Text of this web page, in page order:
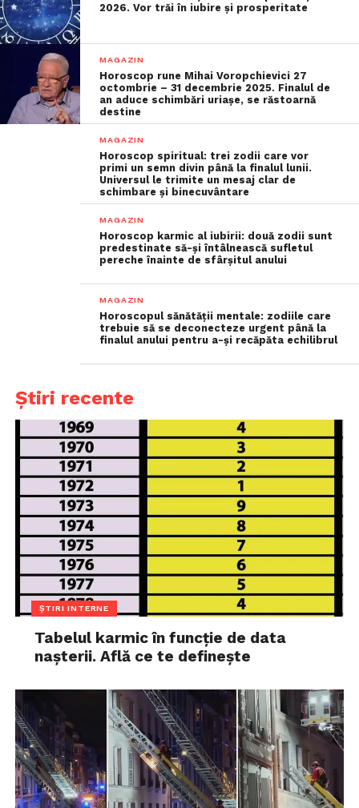
2026. Vor trăi în iubire și prosperitate
MAGAZIN
Horoscop rune Mihai Voropchievici 27
octombrie – 31 decembrie 2025. Finalul de
an aduce schimbări uriașe, se răstoarnă
destine
MAGAZIN
Horoscop spiritual: trei zodii care vor
primi un semn divin până la finalul lunii.
Universul le trimite un mesaj clar de
schimbare și binecuvântare
MAGAZIN
Horoscop karmic al iubirii: două zodii sunt
predestinate să-și întâlnească sufletul
pereche înainte de sfârșitul anului
MAGAZIN
Horoscopul sănătății mentale: zodiile care
trebuie să se deconecteze urgent până la
finalul anului pentru a-și recăpăta echilibrul
Știri recente
ȘTIRI INTERNE
Tabelul karmic în funcție de data
nașterii. Află ce te definește